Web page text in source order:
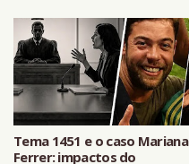
Tema 1451 e o caso Mariana
Ferrer: impactos do